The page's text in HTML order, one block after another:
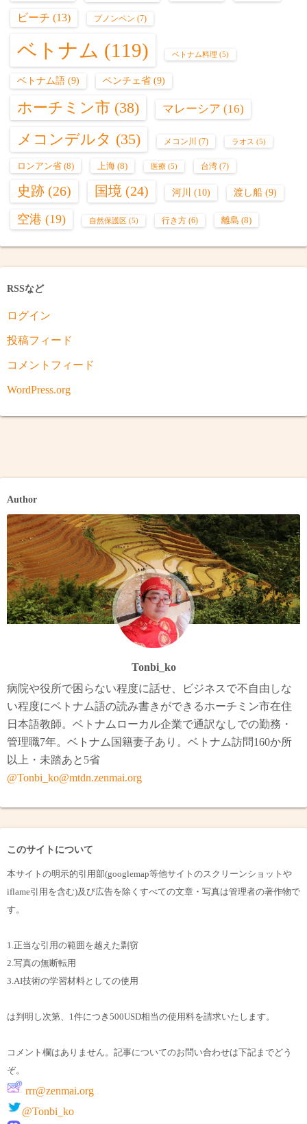
ビーチ (13) プノンペン (7)
ベトナム (119) ベトナム料理 (5)
ベトナム語 (9) ベンチェ省 (9)
ホーチミン市 (38) マレーシア (16)
メコンデルタ (35) メコン川 (7) ラオス (5)
ロンアン省 (8) 上海 (8) 医療 (5) 台湾 (7)
史跡 (26) 国境 (24) 河川 (10) 渡し船 (9)
空港 (19) 自然保護区 (5) 行き方 (6) 離島 (8)
RSSなど
ログイン
投稿フィード
コメントフィード
WordPress.org
Author
Tonbi_ko
病院や役所で困らない程度に話せ、ビジネスで不自由しな
い程度にベトナム語の読み書きができるホーチミン市在住
日本語教師。ベトナムローカル企業で通訳なしでの勤務・
管理職7年。ベトナム国籍妻子あり。ベトナム訪問160か所
以上・未踏あと5省
@Tonbi_ko@mtdn.zenmai.org
このサイトについて
本サイトの明示的引用部(googlemap等他サイトのスクリーンショットや
iflame引用を含む)及び広告を除くすべての文章・写真は管理者の著作物で
す。
1.正当な引用の範囲を越えた剽窃
2.写真の無断転用
3.AI技術の学習材料としての使用
は判明し次第、1件につき500USD相当の使用料を請求いたします。
コメント欄はありません。記事についてのお問い合わせは下記までどう
ぞ。
rrr@zenmai.org
@Tonbi_ko